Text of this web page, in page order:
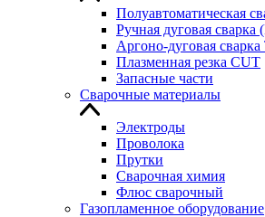
Полуавтоматическая
Ручная дуговая
Аргоно-дуговая
Плазменная резка CUT
Запасные части
Сварочные материалы
Электроды
Проволока
Прутки
Сварочная химия
Флюс сварочный
Газопламенное оборудование